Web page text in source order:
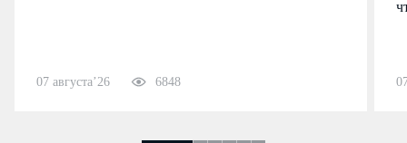
07 августа’26 6848